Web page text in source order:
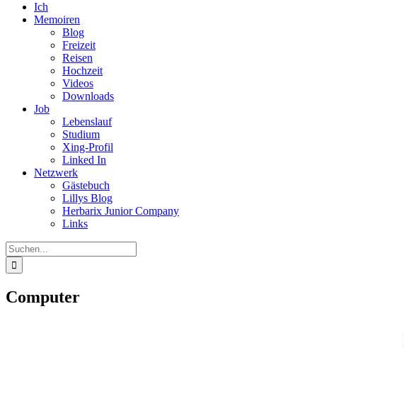
Ich
Memoiren
Blog
Freizeit
Reisen
Hochzeit
Videos
Downloads
Job
Lebenslauf
Studium
Xing-Profil
Linked In
Netzwerk
Gästebuch
Lillys Blog
Herbarix Junior Company
Links
Suche
nach:
Computer